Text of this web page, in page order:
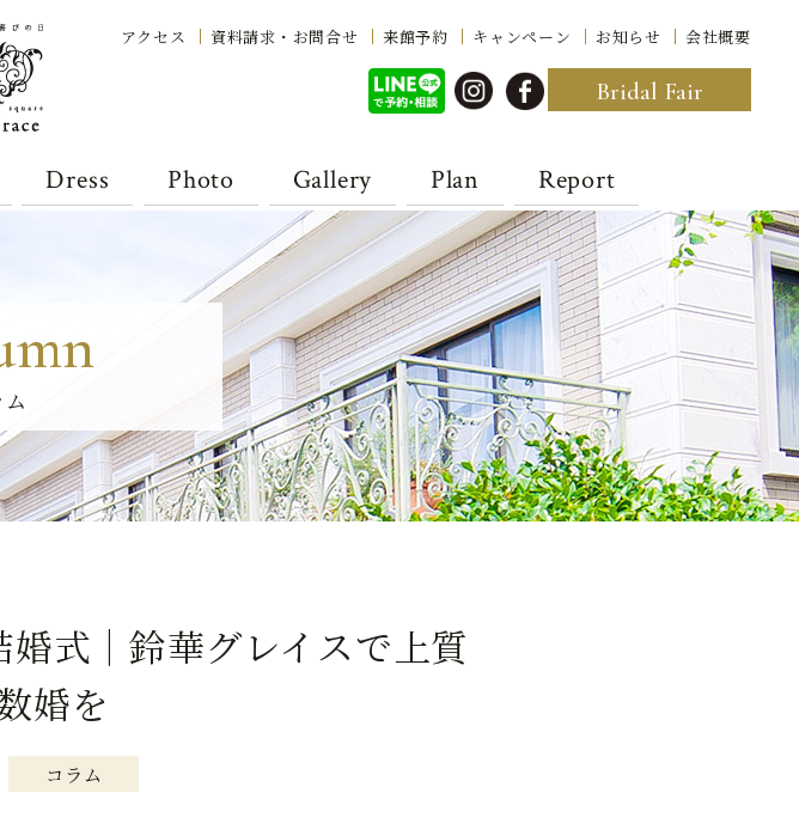
アクセス 資料請求・お問合せ 来館予約 キャンペーン お知らせ 会社概要
Bridal Fair
Dress Photo Gallery Plan Report
式｜鈴華グレイスで上質
婚を
コラム